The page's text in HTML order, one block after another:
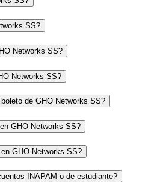
SS?
Networks SS?
Networks SS?
de GHO Networks SS?
GHO Networks SS?
GHO Networks SS?
INAPAM o de estudiante?